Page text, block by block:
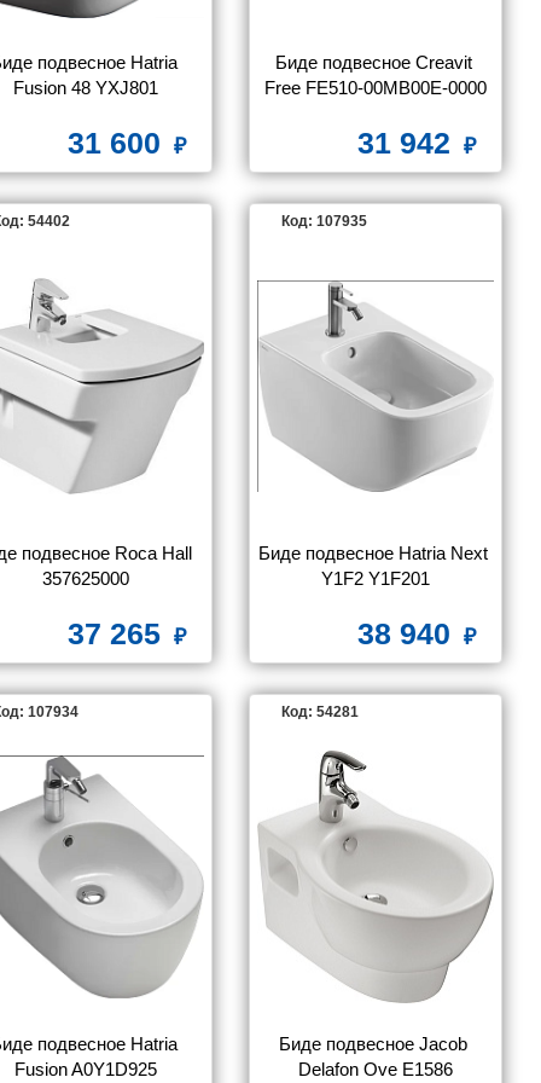
подвесное Hatria
Fusion 48 YXJ801
31 600
Биде подвесное Creavit
Free FE510-00MB00E-0000
31 942
54402
подвесное Roca Hall
357625000
37 265
Код: 107935
Биде подвесное Hatria Next
Y1F2 Y1F201
38 940
107934
подвесное Hatria
Fusion A0Y1D925
Код: 54281
Биде подвесное Jacob
Delafon Ove E1586